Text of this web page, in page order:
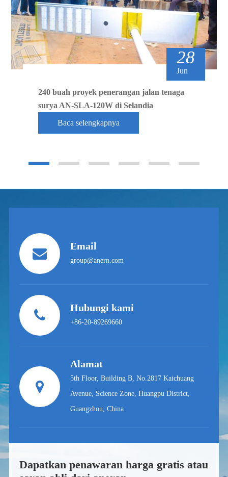
28
Jun
240 buah proyek penerangan jalan tenaga
surya AN-SLA-120W di Selandia
Baca selengkapnya
Email
group@anern.com
Hubungi kami
+86-20-89269660
Alamat
5th Floor, Building B, No.2817 Kaichuang
Avenue, Science Zone, Huangpu District,
Guangzhou, China
Dapatkan penawaran harga gratis atau